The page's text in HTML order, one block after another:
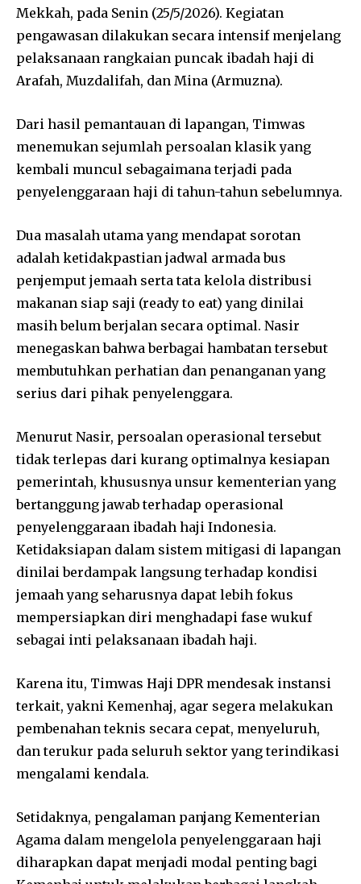
Mekkah, pada Senin (25/5/2026). Kegiatan
pengawasan dilakukan secara intensif menjelang
pelaksanaan rangkaian puncak ibadah haji di
Arafah, Muzdalifah, dan Mina (Armuzna).
Dari hasil pemantauan di lapangan, Timwas
menemukan sejumlah persoalan klasik yang
kembali muncul sebagaimana terjadi pada
penyelenggaraan haji di tahun-tahun sebelumnya.
Dua masalah utama yang mendapat sorotan
adalah ketidakpastian jadwal armada bus
penjemput jemaah serta tata kelola distribusi
makanan siap saji (ready to eat) yang dinilai
masih belum berjalan secara optimal. Nasir
menegaskan bahwa berbagai hambatan tersebut
membutuhkan perhatian dan penanganan yang
serius dari pihak penyelenggara.
Menurut Nasir, persoalan operasional tersebut
tidak terlepas dari kurang optimalnya kesiapan
pemerintah, khususnya unsur kementerian yang
bertanggung jawab terhadap operasional
penyelenggaraan ibadah haji Indonesia.
Ketidaksiapan dalam sistem mitigasi di lapangan
dinilai berdampak langsung terhadap kondisi
jemaah yang seharusnya dapat lebih fokus
mempersiapkan diri menghadapi fase wukuf
sebagai inti pelaksanaan ibadah haji.
Karena itu, Timwas Haji DPR mendesak instansi
terkait, yakni Kemenhaj, agar segera melakukan
pembenahan teknis secara cepat, menyeluruh,
dan terukur pada seluruh sektor yang terindikasi
mengalami kendala.
Setidaknya, pengalaman panjang Kementerian
Agama dalam mengelola penyelenggaraan haji
diharapkan dapat menjadi modal penting bagi